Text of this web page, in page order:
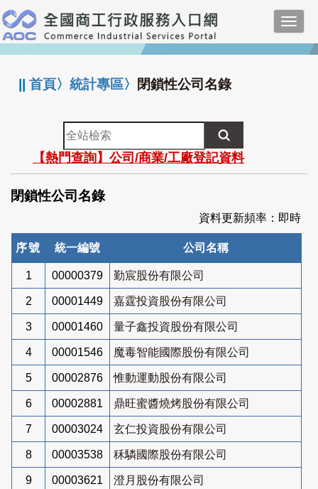
跳
到
主
要
:::
||首頁〉統計專區〉 閉鎖性公司名錄
全
站
檢
索
【熱門查詢】公司/商業/工廠登記資料
閉鎖性公司名錄
資料更新頻率：即時
序號 統一編號 公司名稱
1 00000379 勤宸股份有限公司
2 00001449 嘉霆投資股份有限公司
3 00001460 量子鑫投資股份有限公司
4 00001546 魔毒智能國際股份有限公司
5 00002876 惟動運動股份有限公司
6 00002881 鼎旺蜜醬燒烤股份有限公司
7 00003024 玄仁投資股份有限公司
8 00003538 秝驎國際股份有限公司
9 00003621 澄月股份有限公司